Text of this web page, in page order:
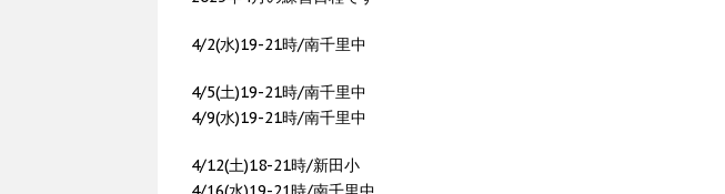
4/2(水)19-21時/南千里中
4/5(土)19-21時/南千里中
4/9(水)19-21時/南千里中
4/12(土)18-21時/新田小